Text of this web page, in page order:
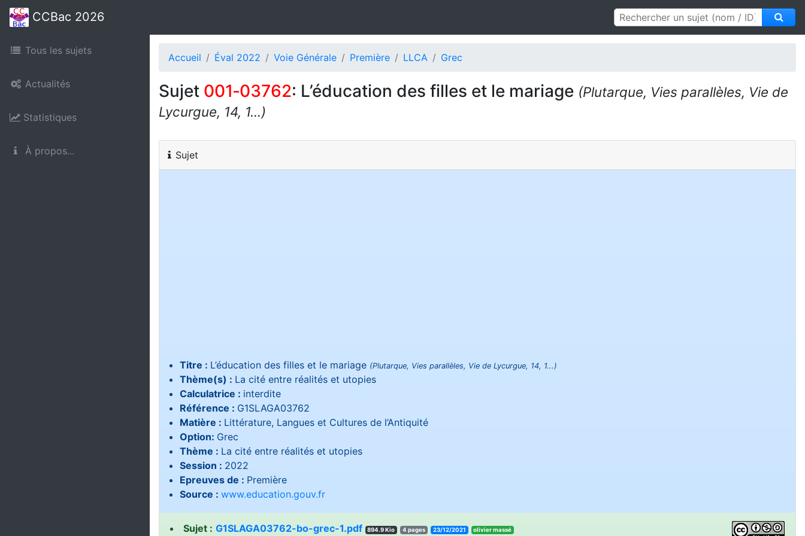
CCBac 2026
Tous les sujets
Actualités
Statistiques
À propos...
Accueil Éval 2022 Voie Générale Première LLCA Grec
Sujet 001‑03762: L’éducation des filles et le mariage (Plutarque, Vies parallèles, Vie de
Lycurgue, 14, 1...)
Sujet
Titre : L’éducation des filles et le mariage (Plutarque, Vies parallèles, Vie de Lycurgue, 14, 1...)
Thème(s) : La cité entre réalités et utopies
Calculatrice : interdite
Référence : G1SLAGA03762
Matière : Littérature, Langues et Cultures de l’Antiquité
Option: Grec
Thème : La cité entre réalités et utopies
Session : 2022
Epreuves de : Première
Source : www.education.gouv.fr
Sujet : G1SLAGA03762-bo-grec-1.pdf 894.9 Kio 4 pages 23/12/2021 éssam reivilo